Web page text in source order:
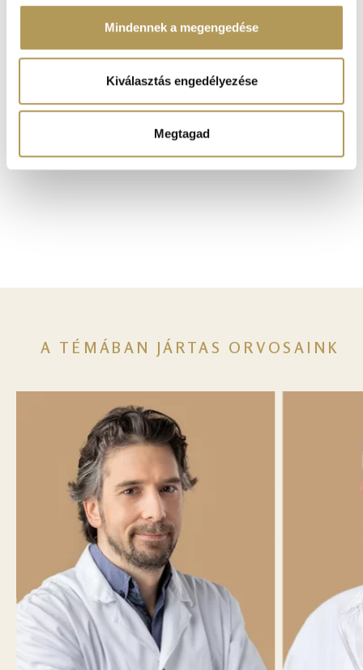
valamint weboldalforgalmunk elemzéséhez. Ezenkívül
megosztjuk az Ön weboldalhasználatra vonatkozó
adatait, akik kombinálhatják az adatokat más olyan
Ön által használt más szolgáltatásokból gyűjtöttek.
Mindennek a megengedése
Kiválasztás engedélyezése
Megtagad
Horkolás kivizsgálás (alvásendoszkópia)
A TÉMÁBAN JÁRTAS ORVOSAINK